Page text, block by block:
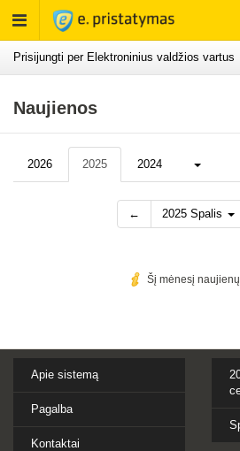
Rodyti
meniu
Prisijungti per Elektroninius valdžios vartus
Naujienos
2026 2025 2024 Daugiau...
← 2025 Spalis
Šį mėnesį
Apie sistemą
Pagalba
Kontaktai